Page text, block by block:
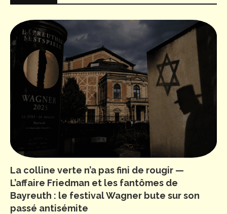
La colline verte n’a pas fini de rougir —
L’affaire Friedman et les fantômes de
Bayreuth : le festival Wagner bute sur son
passé antisémite